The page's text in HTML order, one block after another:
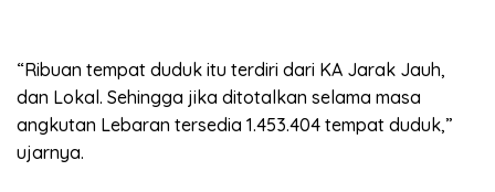
“Ribuan tempat duduk itu terdiri dari KA Jarak Jauh,
dan Lokal. Sehingga jika ditotalkan selama masa
angkutan Lebaran tersedia 1.453.404 tempat duduk,”
ujarnya.